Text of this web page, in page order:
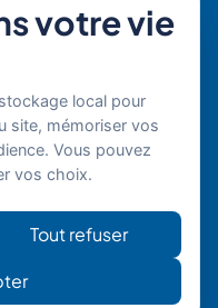
légales
votre vie
local pour
site, mémoriser vos
Vous pouvez
vos choix.
Tout refuser